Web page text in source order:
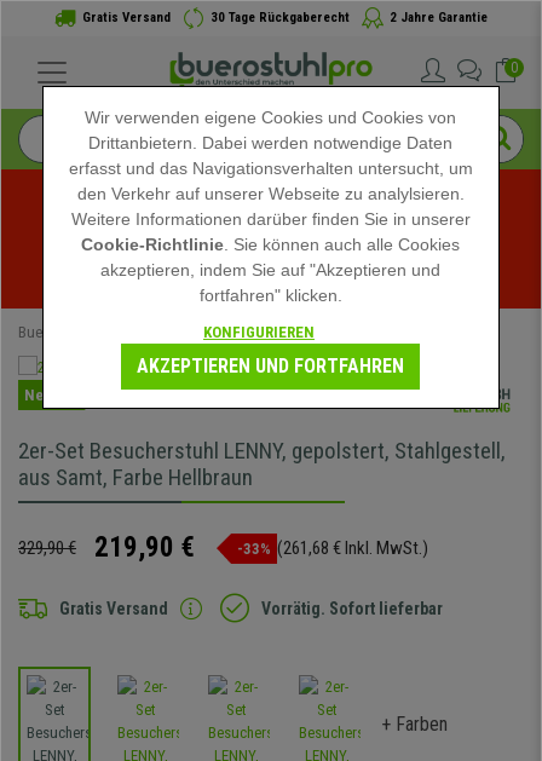
Gratis Versand 30 Tage Rückgaberecht 2 Jahre Garantie
0
Sommerschlussverkauf bei buerostuhlpro! Exklusive
Rabatte für kurze Zeit - Aktion ansehen -
Buerostuhlpro Besucherstühle
Neuheit
2er-Set Besucherstuhl LENNY, gepolstert, Stahlgestell,
aus Samt, Farbe Hellbraun
329,90 € 219,90 € -33% (261,68 € Inkl. MwSt.)
Gratis Versand Vorrätig. Sofort lieferbar
+ Farben
Wir verwenden eigene Cookies und Cookies von
Drittanbietern. Dabei werden notwendige Daten
erfasst und das Navigationsverhalten untersucht, um
den Verkehr auf unserer Webseite zu analylsieren.
Weitere Informationen darüber finden Sie in unserer
Cookie-Richtlinie . Sie können auch alle Cookies
akzeptieren, indem Sie auf "Akzeptieren und
fortfahren" klicken.
KONFIGURIEREN
AKZEPTIEREN UND FORTFAHREN